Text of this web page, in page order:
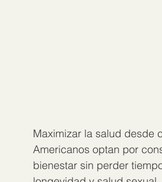
Maximizar la salud desde
Americanos optan por
bienestar sin perder